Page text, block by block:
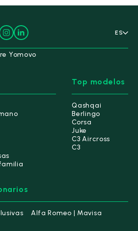
ES
Yomovo
Top modelos
Qashqai
Berlingo
Corsa
Juke
C3 Aircross
C3
Alfa Romeo | Mavisa